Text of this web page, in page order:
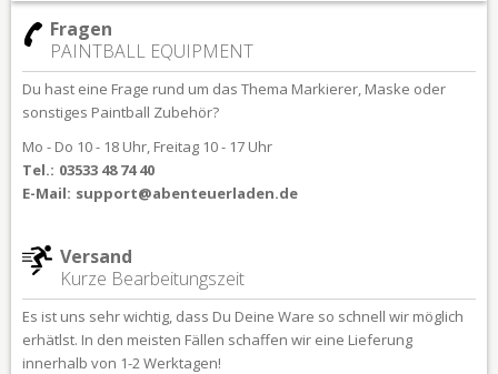
Fragen
PAINTBALL EQUIPMENT
Du hast eine Frage rund um das Thema Markierer, Maske oder
sonstiges Paintball Zubehör?
Mo - Do 10 - 18 Uhr, Freitag 10 - 17 Uhr
Tel.: 03533 48 74 40
E-Mail: support@abenteuerladen.de
Versand
Kurze Bearbeitungszeit
Es ist uns sehr wichtig, dass Du Deine Ware so schnell wir möglich
erhätlst. In den meisten Fällen schaffen wir eine Lieferung
innerhalb von 1-2 Werktagen!